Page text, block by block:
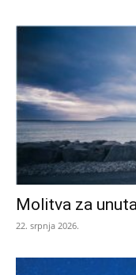
Molitva za
22. srpnja 2026.